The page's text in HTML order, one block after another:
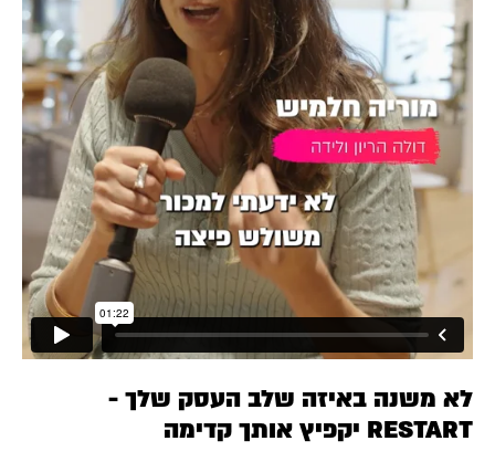
לא משנה באיזה שלב העסק שלך -
RESTART יקפיץ אותך קדימה